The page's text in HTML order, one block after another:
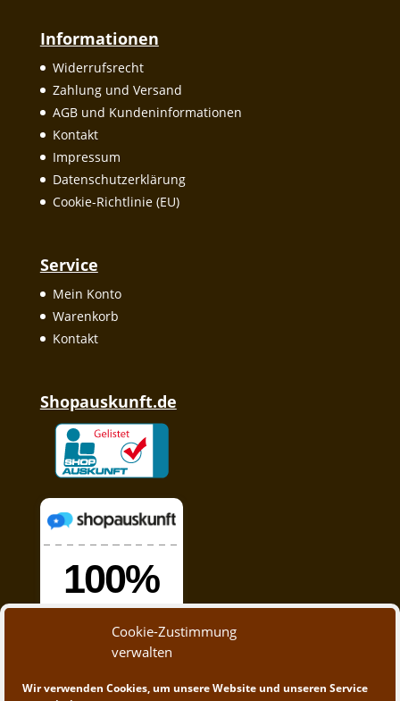
Cookie-Zustimmung
verwalten
Wir verwenden Cookies, um unsere Website und unseren Service
Informationen
Widerrufsrecht
Zahlung und Versand
AGB und Kundeninformationen
Kontakt
Impressum
Datenschutzerklärung
Cookie-Richtlinie (EU)
Service
Mein Konto
Warenkorb
Kontakt
Shopauskunft.de